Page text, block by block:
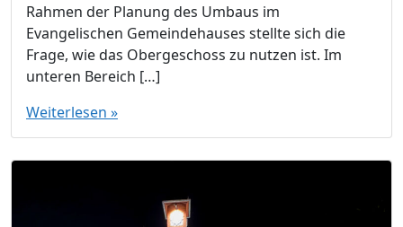
Rahmen der Planung des Umbaus im
Evangelischen Gemeindehauses stellte sich die
Frage, wie das Obergeschoss zu nutzen ist. Im
unteren Bereich […]
Weiterlesen »